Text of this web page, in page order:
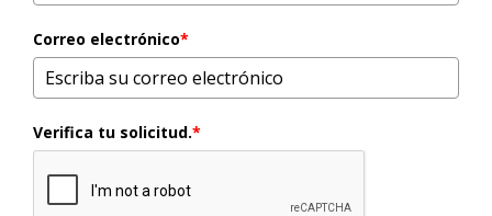
Correo electrónico*
Verifica tu solicitud.*